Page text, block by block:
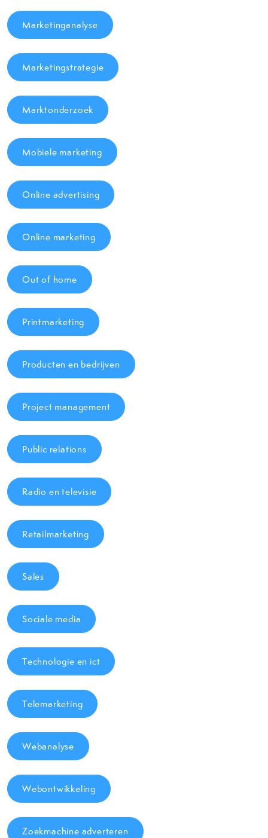
Marketinganalyse
Marketingstrategie
Marktonderzoek
Mobiele marketing
Online advertising
Online marketing
Out of home
Printmarketing
Producten en bedrijven
Project management
Public relations
Radio en televisie
Retailmarketing
Sales
Sociale media
Technologie en ict
Telemarketing
Webanalyse
Webontwikkeling
Zoekmachine adverteren